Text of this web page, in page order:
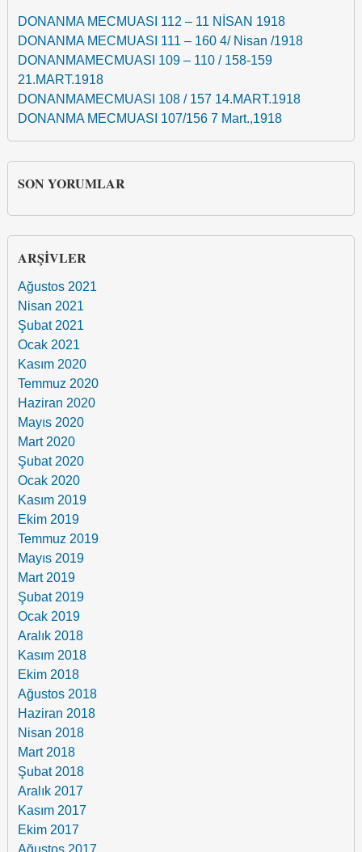
DONANMA MECMUASI 112 – 11 NİSAN 1918
DONANMA MECMUASI 111 – 160 4/ Nisan /1918
DONANMAMECMUASI 109 – 110 / 158-159
21.MART.1918
DONANMAMECMUASI 108 / 157 14.MART.1918
DONANMA MECMUASI 107/156 7 Mart.,1918
SON YORUMLAR
ARŞIVLER
Ağustos 2021
Nisan 2021
Şubat 2021
Ocak 2021
Kasım 2020
Temmuz 2020
Haziran 2020
Mayıs 2020
Mart 2020
Şubat 2020
Ocak 2020
Kasım 2019
Ekim 2019
Temmuz 2019
Mayıs 2019
Mart 2019
Şubat 2019
Ocak 2019
Aralık 2018
Kasım 2018
Ekim 2018
Ağustos 2018
Haziran 2018
Nisan 2018
Mart 2018
Şubat 2018
Aralık 2017
Kasım 2017
Ekim 2017
Ağustos 2017